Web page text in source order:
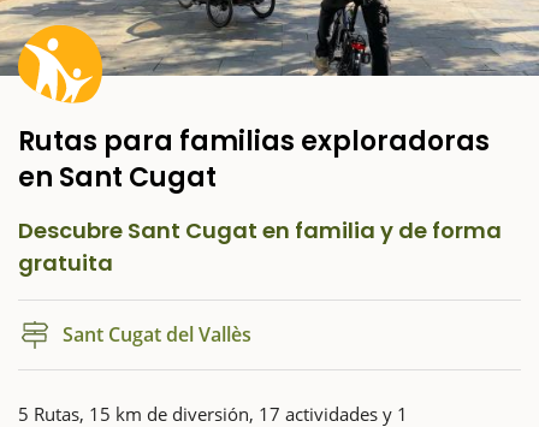
Rutas para familias exploradoras
en Sant Cugat
Descubre Sant Cugat en familia y de forma
gratuita
Sant Cugat del Vallès
5 Rutas, 15 km de diversión, 17 actividades y 1